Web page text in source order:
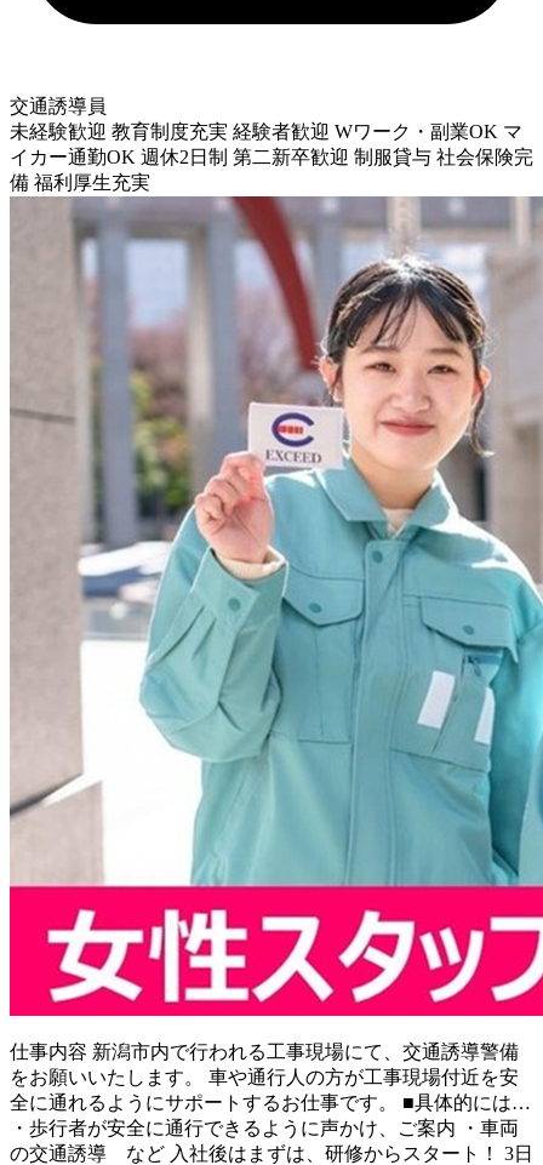
交通誘導員
未経験歓迎 教育制度充実 経験者歓迎 Wワーク・副業OK マ
イカー通勤OK 週休2日制 第二新卒歓迎 制服貸与 社会保険完
備 福利厚生充実
仕事内容 新潟市内で行われる工事現場にて、交通誘導警備
をお願いいたします。 車や通行人の方が工事現場付近を安
全に通れるようにサポートするお仕事です。 ■具体的には…
・歩行者が安全に通行できるように声かけ、ご案内 ・車両
の交通誘導 など 入社後はまずは、研修からスタート！ 3日